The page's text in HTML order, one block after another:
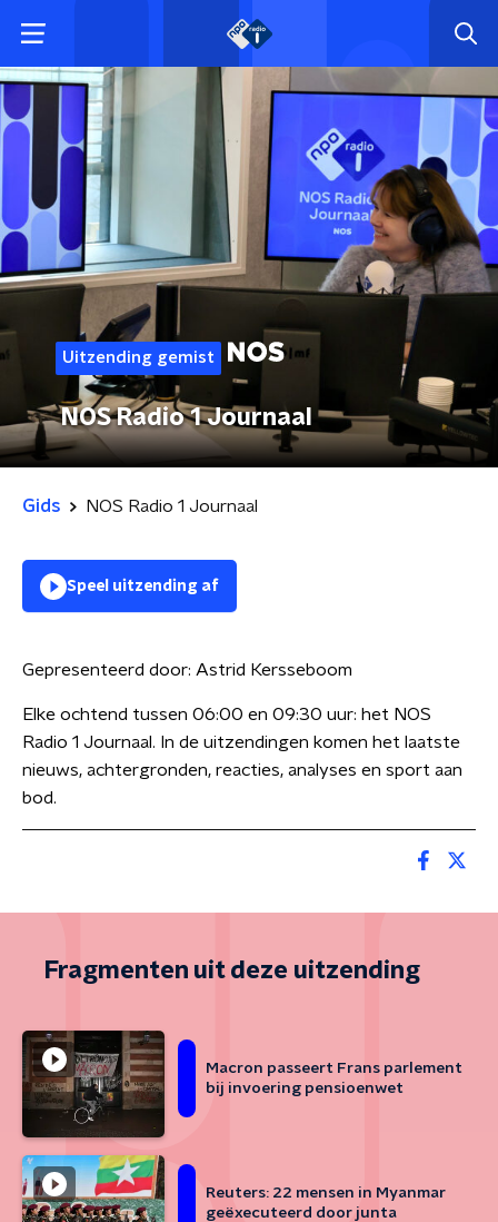
Uitzending gemist
NOS Radio 1 Journaal
Gids NOS Radio 1 Journaal
Speel uitzending af
Gepresenteerd door: Astrid Kersseboom
Elke ochtend tussen 06:00 en 09:30 uur: het NOS
Radio 1 Journaal. In de uitzendingen komen het laatste
nieuws, achtergronden, reacties, analyses en sport aan
bod.
Fragmenten uit deze uitzending
Macron passeert Frans parlement
bij invoering pensioenwet
Reuters: 22 mensen in Myanmar
geëxecuteerd door junta